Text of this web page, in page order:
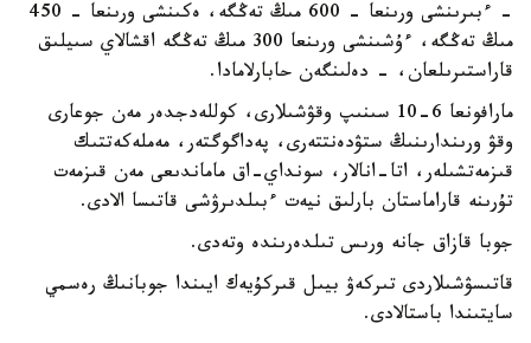
- ءبىرىنشى ورىنعا - 600 مىڭ تەڭگە، ەكىنشى ورىنعا - 450
مىڭ تەڭگە، ءۇشىنشى ورىنعا 300 مىڭ تەڭگە اقشالاي سىيلىق
قاراستىرىلعان، - دەلىنگەن حابارلامادا.
مارافونعا 6-10 سىنىپ وقۋشىلارى، كوللەدجدەر مەن جوعارى
وقۋ ورىندارىنىڭ ستۋدەنتتەرى، پەداگوگتەر، مەملەكەتتىك
قىزمەتشىلەر، اتا-انالار، سونداي-اق ماماندىعى مەن قىزمەت
تۇرىنە قاراماستان بارلىق نيەت ءبىلدىرۋشى قاتىسا الادى.
جوبا قازاق جانە ورىس تىلدەرىندە وتەدى.
قاتىسۋشىلاردى تىركەۋ بيىل قىركۇيەك ايىندا جوبانىڭ رەسمي
سايتىندا باستالادى.